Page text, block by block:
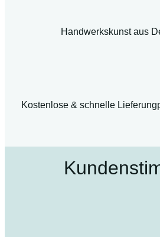
Handwerkskunst aus
Kostenlose & schnelle Lieferung